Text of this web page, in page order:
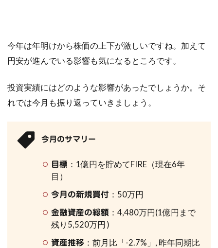
今年は年明けから株価の上下が激しいですね。加えて
円安が進んでいる影響も気になるところです。
投資実績にはどのような影響があったでしょうか。そ
れでは今月も振り返っていきましょう。
今月のサマリー
目標 ：1億円を貯めてFIRE（現在6年
目）
今月の新規買付 ：50万円
金融資産の総額 ：4,480万円(1億円まで
残り5,520万円 )
資産推移 ：前月比「-2.7%」, 昨年同期比